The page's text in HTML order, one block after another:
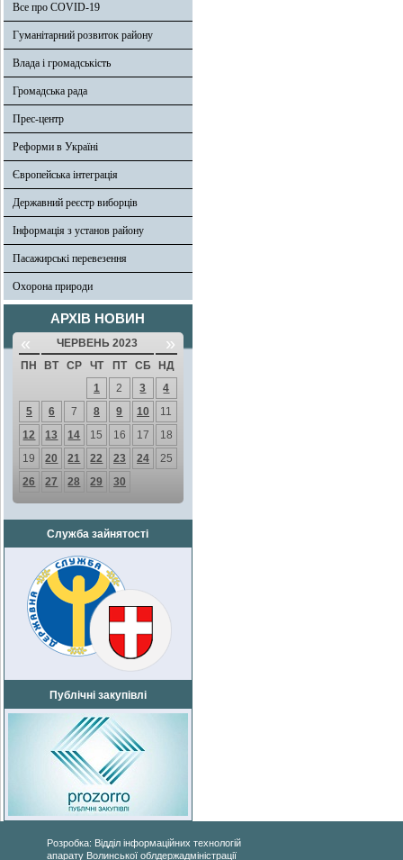
Все про COVID-19
Гуманітарний розвиток району
Влада і громадськість
Громадська рада
Прес-центр
Реформи в Україні
Європейська інтеграція
Державний реєстр виборців
Інформація з установ району
Пасажирські перевезення
Охорона природи
АРХІВ НОВИН
« ЧЕРВЕНЬ 2023 »
ПН ВТ СР ЧТ ПТ СБ
НД
1
2 3
4
5
6 7 8 9 10
11
12
13 14 15 16 17
18
19
20 21 22 23 24
25
26
27 28 29 30
Служба зайнятості
Публічні закупівлі
Розробка: Відділ інформаційних технологій
апарату Волинської облдержадміністрації